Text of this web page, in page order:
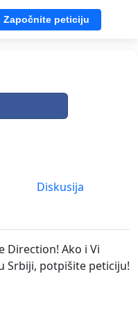
Započnite peticiju
Diskusija
Direction! Ako i Vi
Srbiji, potpišite peticiju!